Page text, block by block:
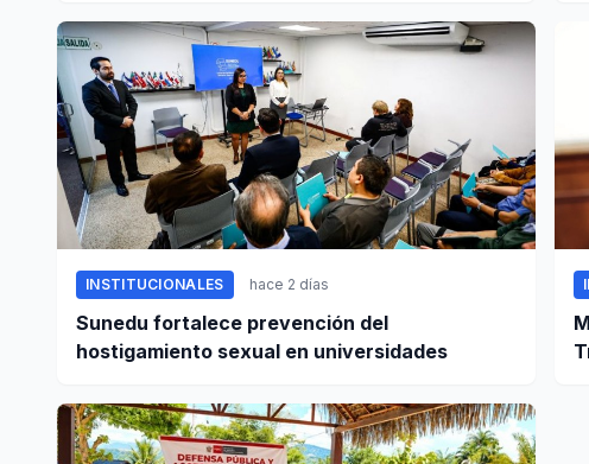
INSTITUCIONALES hace 2 días
Sunedu fortalece prevención del
hostigamiento sexual en universidades